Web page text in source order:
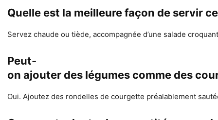
Quelle est la meilleure façon de servir
Servez chaude ou tiède, accompagnée d’une salade
Peut-
on ajouter des légumes comme des
Oui. Ajoutez des rondelles de courgette préalablement